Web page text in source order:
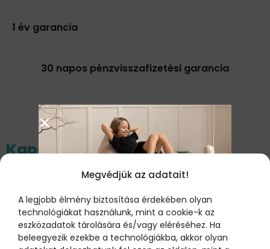
Megvédjük az adatait!
A legjobb élmény biztosítása érdekében olyan
technológiákat használunk, mint a cookie-k az
eszközadatok tárolására és/vagy eléréséhez. Ha
beleegyezik ezekbe a technológiákba, akkor olyan
1 év garancia
30 napos pénzvisszafizetési garancia
Kapcsolódó termékek
Klasszikus babzsákfotel gyerekeknek,
olivazöld
37.990Ft
ÚJ FELIRATKOZÓKNAK:
1.000 FT